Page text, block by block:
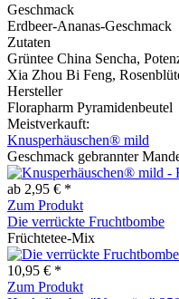
Geschmack
Erdbeer-Ananas-Geschmack
Zutaten
Grüntee China Sencha,
Xia Zhou Bi Feng,
Hersteller
Florapharm Pyramidenbeutel
Meistverkauft:
Knusperhäuschen® mild
Geschmack gebrannter
ab 2,95 € *
Zum Produkt
Die verrückte Fruchtbombe
Früchtetee-Mix
10,95 € *
Zum Produkt